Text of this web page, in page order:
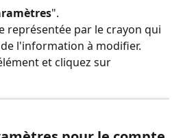
".
représentée par le crayon qui
l'information à modifier.
et cliquez sur